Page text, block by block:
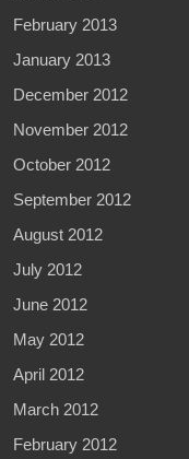
February 2013
January 2013
December 2012
November 2012
October 2012
September 2012
August 2012
July 2012
June 2012
May 2012
April 2012
March 2012
February 2012